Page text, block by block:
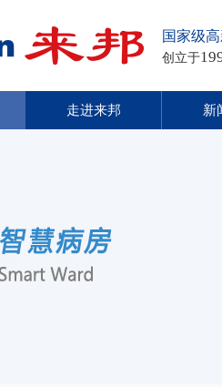
国家级
创立于
走进来邦 新